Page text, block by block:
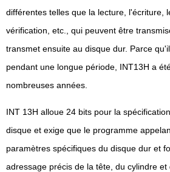
différentes telles que la lecture, l'écriture,
vérification, etc., qui peuvent être
transmet ensuite au disque dur. Parce
pendant une longue période, INT13H a
nombreuses années.
INT 13H alloue 24 bits pour la
disque et exige que le programme
paramètres spécifiques du disque dur et
adressage précis de la tête, du cylindre